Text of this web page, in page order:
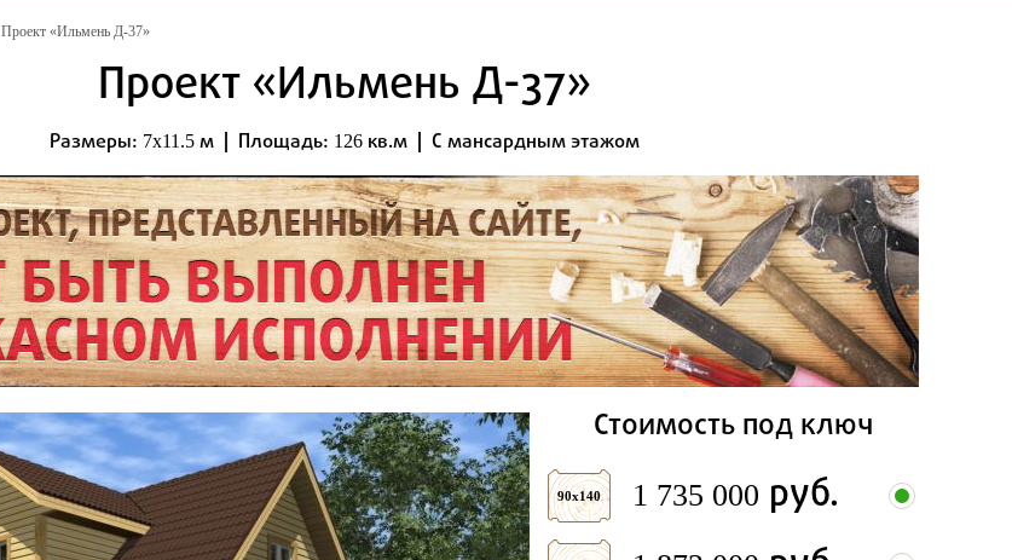
Проект «Ильмень Д-37»
Проект «Ильмень Д-37»
Размеры: 7x11.5 м | Площадь: 126 кв.м | С мансардным этажом
Стоимость под ключ
90х140 1 735 000 руб.